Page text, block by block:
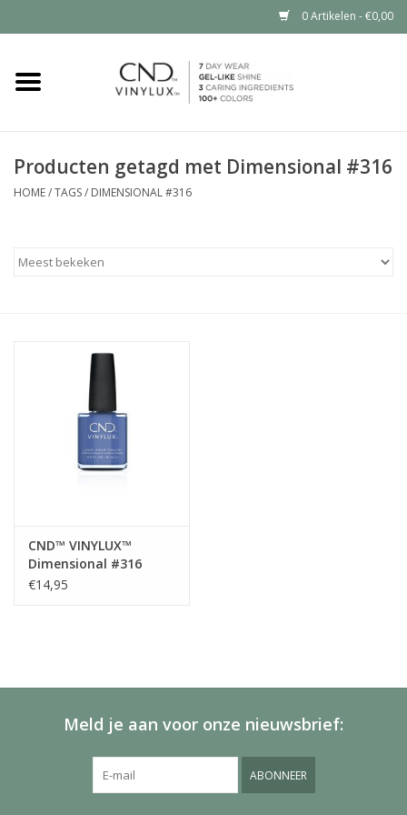
0 Artikelen - €0,00
Home
Nailart voor jou
Producten getagd met Dimensional #316
HOME/TAGS/ DIMENSIONAL #316
CND™ VINYLUX™
Dimensional #316
€14,95
Meld je aan voor onze nieuwsbrief:
ABONNEER